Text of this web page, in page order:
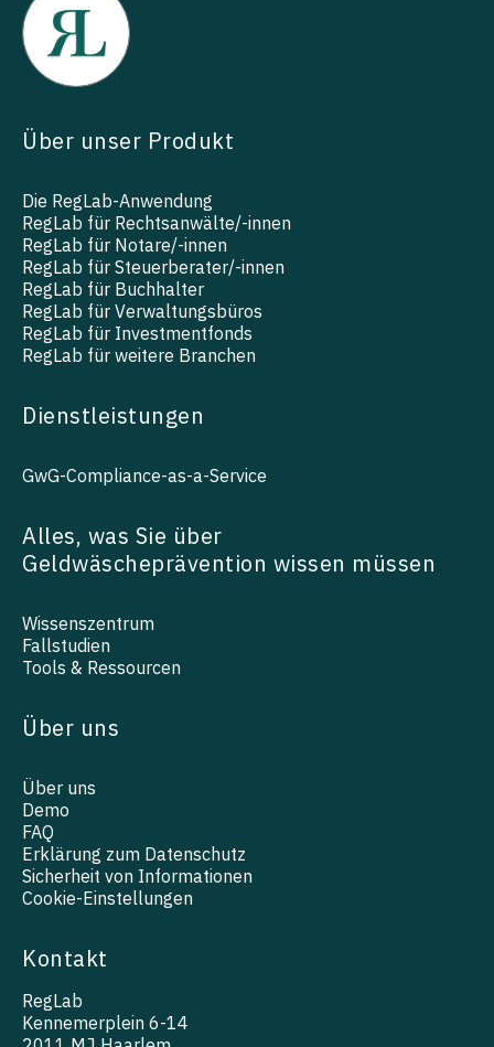
Über unser Produkt
Die RegLab-Anwendung
RegLab für Rechtsanwälte/-innen
RegLab für Notare/-innen
RegLab für Steuerberater/-innen
RegLab für Buchhalter
RegLab für Verwaltungsbüros
RegLab für Investmentfonds
RegLab für weitere Branchen
Dienstleistungen
GwG-Compliance-as-a-Service
Alles, was Sie über
Geldwäscheprävention wissen müssen
Wissenszentrum
Fallstudien
Tools & Ressourcen
Über uns
Über uns
Demo
FAQ
Erklärung zum Datenschutz
Sicherheit von Informationen
Cookie-Einstellungen
Kontakt
RegLab
Kennemerplein 6-14